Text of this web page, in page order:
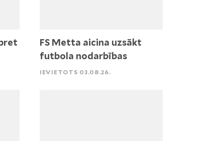
FS Metta aicina uzsākt
futbola nodarbības
IEVIETOTS 03.08.26.